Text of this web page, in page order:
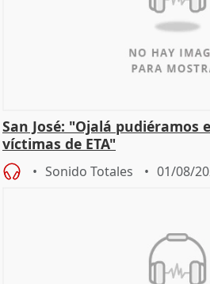
San José: "Ojalá pudiéramos
víctimas de ETA"
Sonido Totales 01/08/